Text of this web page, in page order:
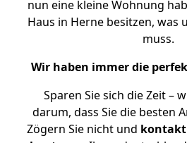
nun eine kleine Wohnung
Haus in Herne besitzen, was
muss.
Wir haben immer die
Sparen Sie sich die Zeit –
darum, dass Sie die besten
Zögern Sie nicht und